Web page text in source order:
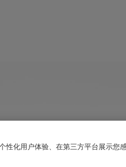
性化用户体验、在第三方平台展示您